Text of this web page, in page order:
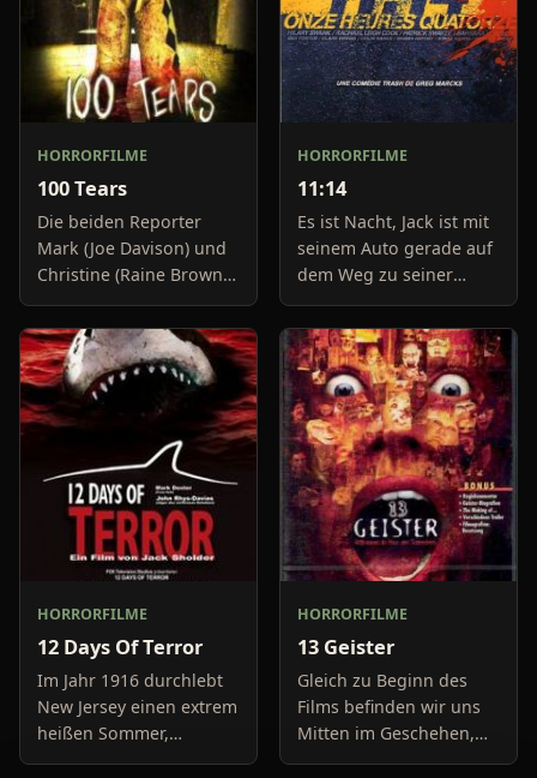
HORRORFILME
100 Tears
Die beiden Reporter
Mark (Joe Davison) und
Christine (Raine Brown)
haben keine Lust mehr
auf belanglose
Boulevard-Meldungen
und befassen sich
neuerdings mit Se
HORRORFILME
11:14
Es ist Nacht, Jack ist mit
seinem Auto gerade auf
dem Weg zu seiner
Freundin, um diese
abzuholen. Die Uhr im
Auto springt auf 11:14h,
genau in dem Moment
fäll
HORRORFILME
12 Days Of Terror
Im Jahr 1916 durchlebt
New Jersey einen extrem
heißen Sommer,
während in Europa der
HORRORFILME
13 Geister
Gleich zu Beginn des
Films befinden wir uns
Mitten im Geschehen,
eine Gruppe von Leuten